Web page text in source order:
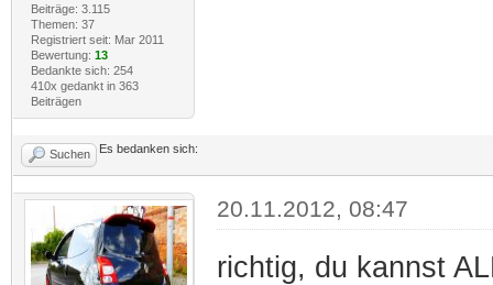
Beiträge: 3.115
Themen: 37
Registriert seit: Mar 2011
Bewertung: 13
Bedankte sich: 254
410x gedankt in 363
Beiträgen
Suchen Es bedanken sich:
20.11.2012, 08:47
richtig, du kannst